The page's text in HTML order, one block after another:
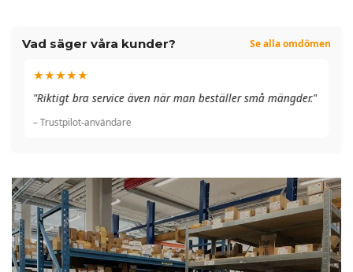
Vad säger våra kunder? Se alla omdömen
★★★★★
"Riktigt bra service även när man beställer små mängder."
– Trustpilot-användare